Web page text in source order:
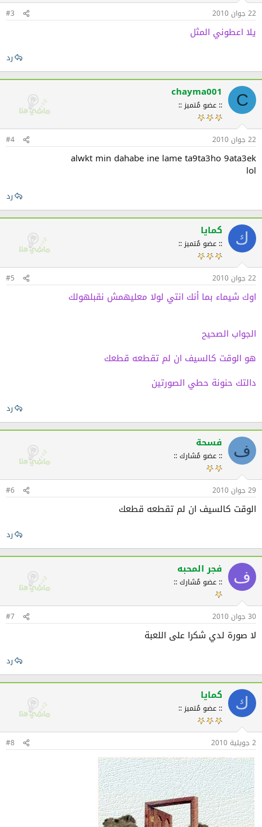
22 جوان 2010 #3
يلا اعطوني المثل
رد
C
chayma001
:: عضو مُتميز ::
22 جوان 2010 #4
alwkt min dahabe ine lame ta9ta3ho 9ata3ek
lol
رد
ك كمايا
:: عضو مُتميز ::
22 جوان 2010 #5
اوك شيماء بما أنك انتي لولا معليهمش نقبلهولك
الجواب الصحيح
هو الوقت كالسيف ان لم تقطعه قطعك
دالتك حنونة حطي الصورتين
رد
ف فسحة
:: عضو مُشارك ::
29 جوان 2010 #6
الوقت كالسيف ان لم تقطعه قطعك
رد
ف فجر المحبه
:: عضو مُشارك ::
30 جوان 2010 #7
لا صورة لدي شكرا على اللعبة
رد
ك كمايا
:: عضو مُتميز ::
2 جويلية 2010 #8